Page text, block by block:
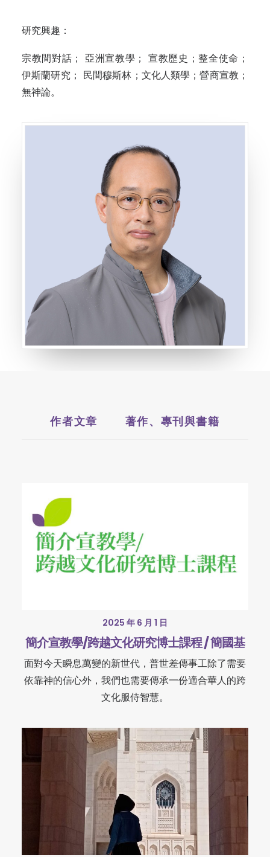
研究興趣：
宗教間對話； 亞洲宣教學； 宣教歷史；整全使命；
伊斯蘭研究； 民間穆斯林；文化人類學；營商宣教；
無神論。
作者文章 著作、專刊與書籍
2025 年 6 月 1 日
簡介宣教學/跨越文化研究博士課程 / 簡國基
面對今天瞬息萬變的新世代，普世差傳事工除了需要
依靠神的信心外，我們也需要傳承一份適合華人的跨
文化服侍智慧。